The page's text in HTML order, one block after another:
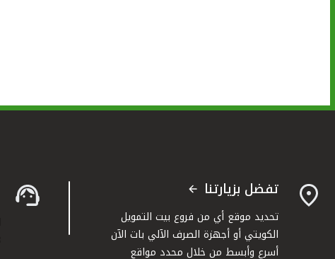
تفضل بزيارتنا
تحديد موقع أي من فروع بيت التمويل
الكويتي أو أجهزة الصرف الآلي بات الآن
أسرع وأبسط من خلال محدد مواقع